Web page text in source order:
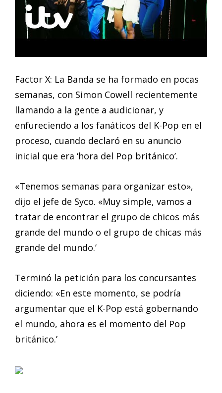
Factor X: La Banda se ha formado en pocas
semanas, con Simon Cowell recientemente
llamando a la gente a audicionar, y
enfureciendo a los fanáticos del K-Pop en el
proceso, cuando declaró en su anuncio
inicial que era ‘hora del Pop británico’.
«Tenemos semanas para organizar esto»,
dijo el jefe de Syco. «Muy simple, vamos a
tratar de encontrar el grupo de chicos más
grande del mundo o el grupo de chicas más
grande del mundo.’
Terminó la petición para los concursantes
diciendo: «En este momento, se podría
argumentar que el K-Pop está gobernando
el mundo, ahora es el momento del Pop
británico.’